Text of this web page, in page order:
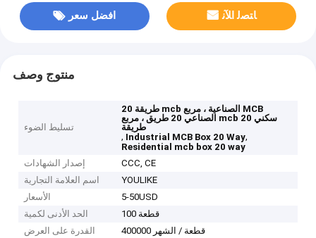
افضل سعر ﺎﺘﺼﻟ ﺍﻶﻧ
منتوج وصف
تسليط الضوء
20 طريقة mcb الصناعية ، مربع MCB
الصناعي 20 طريق ، مربع mcb سكني 20
طريقة
, Industrial MCB Box 20 Way,
Residential mcb box 20 way
إصدار الشهادات
CCC, CE
اسم العلامة التجارية
YOULIKE
الأسعار
5-50USD
الحد الأدنى لكمية
100 قطعة
القدرة على العرض
400000 قطعة / الشهر